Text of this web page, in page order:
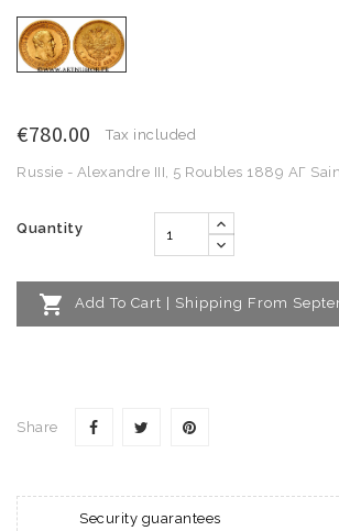
€780.00 Tax included
Russie - Alexandre III, 5 Roubles 1889 АГ
Quantity
 Add To Cart | Shipping From
Share
Security guarantees